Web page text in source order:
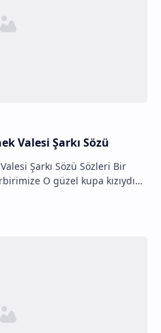
Valesi Şarkı Sözü
Şarkı Sözü Sözleri Bir
O güzel kupa kızıydı